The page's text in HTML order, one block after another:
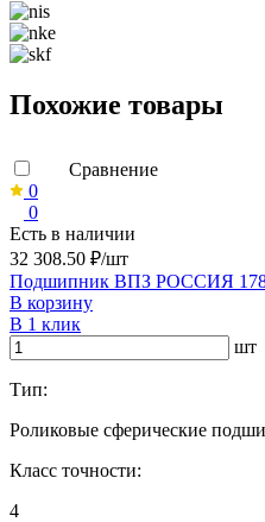
Похожие товары
Сравнение
0
0
Есть в наличии
32 308.50 ₽/шт
Подшипник ВПЗ РОССИЯ
В корзину
В 1 клик
шт
Тип:
Роликовые сферические
Класс точности:
4